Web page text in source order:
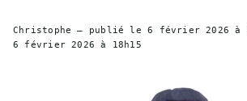
Christophe — publié le6 février 2026 à
6 février 2026 à 18h15